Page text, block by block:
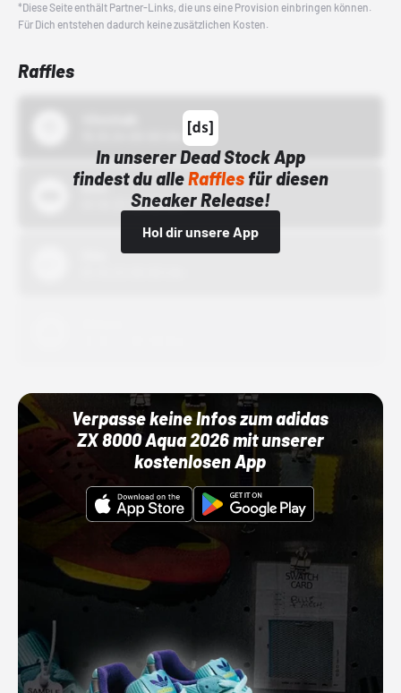
*Diese Seite enthält Partner-Links, die uns eine Provision einbringen können.
Für Dich entstehen dadurch keine zusätzlichen Kosten.
Raffles
In unserer Dead Stock App
findest du alleRafflesfür diesen
Sneaker Release!
Hol dir unsere App
Bstn
01.10.22 00:00 Uhr
Verpasse keine Infos zum adidas
ZX 8000 Aqua 2026 mit unserer
kostenlosen App